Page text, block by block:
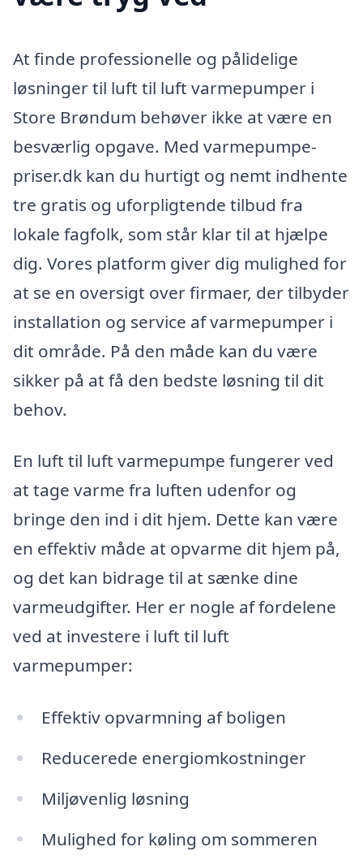
At finde professionelle og pålidelige
løsninger til luft til luft varmepumper i
Store Brøndum behøver ikke at være en
besværlig opgave. Med varmepumpe-
priser.dk kan du hurtigt og nemt indhente
tre gratis og uforpligtende tilbud fra
lokale fagfolk, som står klar til at hjælpe
dig. Vores platform giver dig mulighed for
at se en oversigt over firmaer, der tilbyder
installation og service af varmepumper i
dit område. På den måde kan du være
sikker på at få den bedste løsning til dit
behov.
En luft til luft varmepumpe fungerer ved
at tage varme fra luften udenfor og
bringe den ind i dit hjem. Dette kan være
en effektiv måde at opvarme dit hjem på,
og det kan bidrage til at sænke dine
varmeudgifter. Her er nogle af fordelene
ved at investere i luft til luft
varmepumper:
Effektiv opvarmning af boligen
Reducerede energiomkostninger
Miljøvenlig løsning
Mulighed for køling om sommeren